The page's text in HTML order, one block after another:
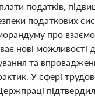
податків,
податкових
про
нові можливості
та
У сфері